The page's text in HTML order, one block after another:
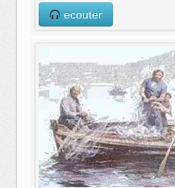
ecouter